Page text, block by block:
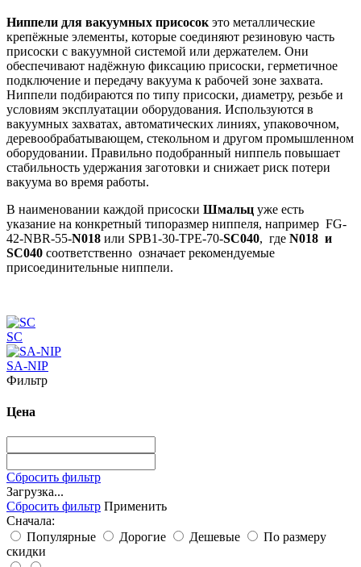
Ниппели для вакуумных присосок это металлические
крепёжные элементы, которые соединяют резиновую часть
присоски с вакуумной системой или держателем. Они
обеспечивают надёжную фиксацию присоски, герметичное
подключение и передачу вакуума к рабочей зоне захвата.
Ниппели подбираются по типу присоски, диаметру, резьбе и
условиям эксплуатации оборудования. Используются в
вакуумных захватах, автоматических линиях, упаковочном,
деревообрабатывающем, стекольном и другом промышленном
оборудовании. Правильно подобранный ниппель повышает
стабильность удержания заготовки и снижает риск потери
вакуума во время работы.
В наименовании каждой присоски Шмальц уже есть
указание на конкретный типоразмер ниппеля, например FG-
42-NBR-55-N018 или SPB1-30-TPE-70-SC040, где N018 и
SC040 соответственно означает рекомендуемые
присоединительные ниппели.
SC
SA-NIP
Фильтр
Цена
Сбросить фильтр
Загрузка...
Сбросить фильтр Применить
Сначала:
Популярные
Дорогие Дешевые
По размеру
скидки